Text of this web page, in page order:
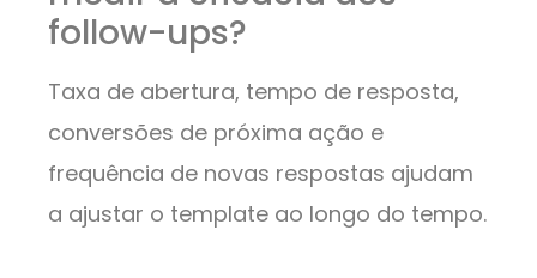
follow-ups?
Taxa de abertura, tempo de resposta,
conversões de próxima ação e
frequência de novas respostas ajudam
a ajustar o template ao longo do tempo.